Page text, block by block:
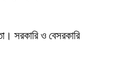
সরকারি ও বেসরকারি